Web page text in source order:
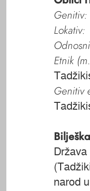
Genitiv:
Lokativ:
Etnik
Genitiv
Bilješka
narod